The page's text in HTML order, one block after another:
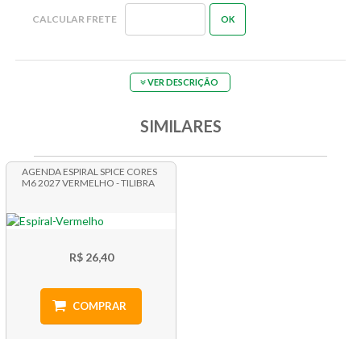
VER DESCRIÇÃO
SIMILARES
AGENDA ESPIRAL SPICE CORES
M6 2027 VERMELHO - TILIBRA
R$ 26,40
COMPRAR